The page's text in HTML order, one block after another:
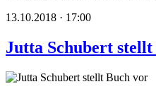
13.10.2018 · 17:00
Jutta Schubert